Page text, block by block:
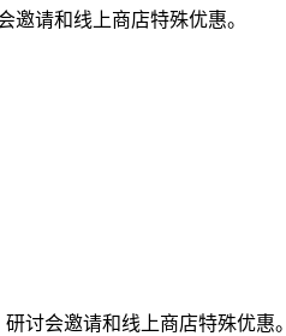
邀请和线上商店特殊优惠。
讨会邀请和线上商店特殊优惠。